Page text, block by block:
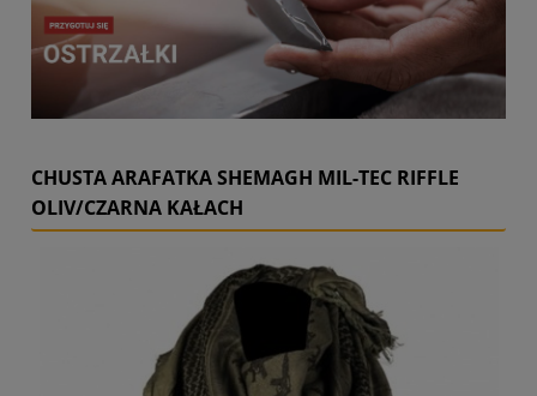
CHUSTA ARAFATKA SHEMAGH MIL-TEC RIFFLE
OLIV/CZARNA KAŁACH